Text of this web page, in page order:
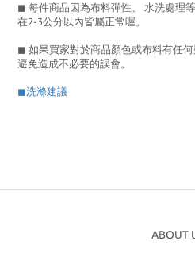
◼︎ 每件商品因為布料彈性、 水洗處理
在2-3公分以內皆屬正常喔。
◼︎ 如果買家對於商品顏色或布料有任
避免造成不必要的誤會。
◼︎洗滌建議
ABOUT